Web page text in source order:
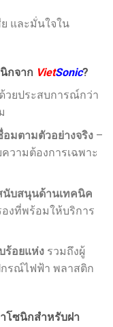
และมั่นใจใน
กจาก VietSonic?
ด้วยประสบการณ์กว่า
มตามตัวอย่างจริง–
วามต้องการเฉพาะ
นับสนุนด้านเทคนิค
งที่พร้อมให้บริการ
ร้อยแห่งรวมถึงผู้
รณ์ไฟฟ้า พลาสติก
โซนิกสำหรับฝา